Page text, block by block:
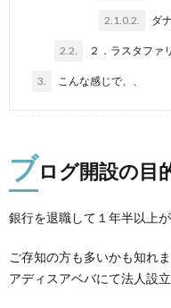
2.1.0.2. ダ
2.2. ２．ラスタファ
3. こんな感じで、、
ブログ開設の目
銀行を退職して１年半以上が
ご存知の方も多いかも知れ
アディスアベバにて法人設